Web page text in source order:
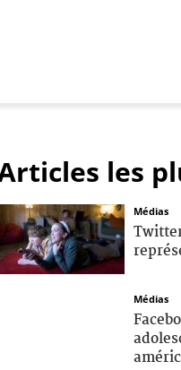
les
Médias
Médias